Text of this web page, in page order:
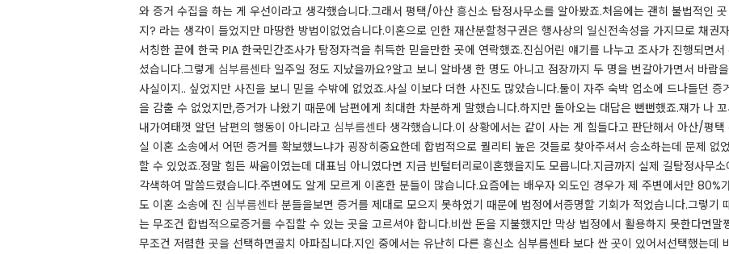
와 증거 수집을 하는 게 우선이라고 생각했습니다.그래서 평택/아산 흥신소 탐정사무소를 알아봤죠.처음에는 괜히 불법적인
지? 라는 생각이 들었지만 마땅한 방법이없었습니다.​이혼으로 인한 재산분할청구권은 행사상의 일신전속성을 가지므로 채권
서칭한 끝에 한국 PIA 한국민간조사가 탐정자격을 취득한 믿을만한 곳에 연락했죠.​​진심어린 얘기를 나누고 조사가 진행되면
셨습니다.그렇게 심부름센타 일주일 정도 지났을까요?알고 보니 알바생 한 명도 아니고 점장까지 두 명을 번갈아가면서 바람
사실이지.. 싶었지만 사진을 보니 믿을 수밖에 없었죠.​사실 이보다 더한 사진도 많았습니다.둘이 자주 숙박 업소에 드나들던
을 감출 수 없었지만,증거가 나왔기 때문에 남편에게 최대한 차분하게 말했습니다.하지만 돌아오는 대답은 뻔뻔했죠.쟤가 나
내가여태껏 알던 남편의 행동이 아니라고 심부름센타 생각했습니다.이 상황에서는 같이 사는 게 힘들다고 판단해서 아산/평
실 이혼 소송에서 어떤 증거를 확보했느냐가 굉장히중요한데 합법적으로 퀄리티 높은 것들로 찾아주셔서 승소하는데 문제 없
할 수 있었죠.정말 힘든 싸움이였는데 대표님 아니였다면 지금 빈털터리로이혼했을지도 모릅니다.​지금까지 실제 길탐정사무
각색하여 말씀드렸습니다.​주변에도 알게 모르게 이혼한 분들이 많습니다.요즘에는 배우자 외도인 경우가 제 주변에서만 80%
도 이혼 소송에 진 심부름센타 분들을보면 증거를 제대로 모으지 못하였기 때문에 법정에서증명할 기회가 적었습니다.​그렇
는 무조건 합법적으로증거를 수집할 수 있는 곳을 고르셔야 합니다.비싼 돈을 지불했지만 막상 법정에서 활용하지 못한다면
무조건 저렴한 곳을 선택하면골치 아파집니다.지인 중에서는 유난히 다른 흥신소 심부름센타 보다 싼 곳이 있어서선택했는데